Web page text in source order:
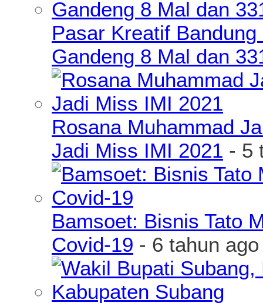
Pasar Kreatif
Gandeng 8 Mal dan
Rosana Muhammad
Jadi Miss IMI 2021 - 5
Bamsoet: Bisnis Tato
Covid-19 - 6 tahun ago